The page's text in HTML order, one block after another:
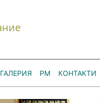
ГАЛЕРИЯ РМ КОНТАКТИ